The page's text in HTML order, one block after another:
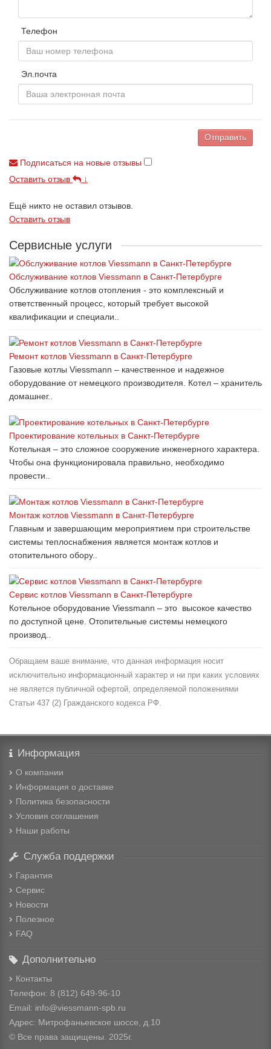
Телефон
Эл.почта
Отправить
Подписаться на новые отзывы
Оставить отзыв
↓
Ещё никто не оставил отзывов.
Оставить отзыв
Сервисные услуги
Обслуживание котлов Viessmann в Санкт-Петербурге
Обслуживание котлов отопления - это комплексный и
ответственный процесс, который требует высокой
квалификации и специали..
Ремонт котлов Viessmann в Санкт-Петербурге
Газовые котлы Viessmann – качественное и надежное
оборудование от немецкого производителя. Котел – хранитель
домашнег..
Проектирование котельных в Санкт-Петербурге
Котельная – это сложное сооружение инженерного характера.
Чтобы она функционировала правильно, необходимо
провести..
Монтаж котлов Viessmann в Санкт-Петербурге
Главным и завершающим мероприятием при строительстве
системы теплоснабжения является монтаж котлов и
отопительного обору..
Сервис котлов Viessmann в Санкт-Петербурге
Котельное оборудование Viessmann – это высокое качество
по доступной цене. Отопительные системы немецкого
производ..
Обращаем ваше внимание, что данная информация носит
исключительно информационный характер и ни при каких условиях
не является публичной офертой, определяемой положениями
Статьи 437 (2) Гражданского кодекса РФ.
Информация
О компании
Информация о доставке
Политика безопасности
Условия соглашения
Наши работы
Служба поддержки
Гарантия
Сервис
Новости
Полезное
FAQ
Дополнительно
Контакты
Телефон: 8 (812) 649-96-10
Email: info@viessmann-spb.ru
Адрес: Митрофаньевское шоссе, д.10
© Все права защищены. 2025г.